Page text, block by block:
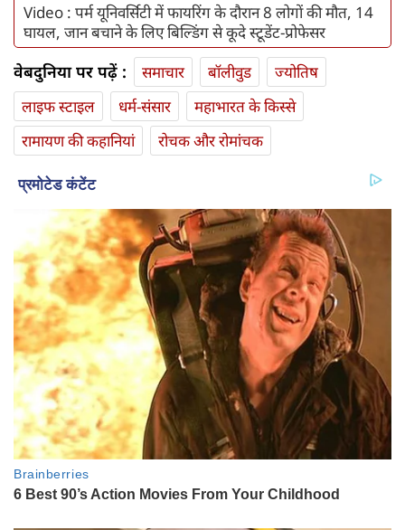
Video : पर्म यूनिवर्सिटी में फायरिंग के दौरान 8 लोगों की मौत, 14
घायल, जान बचाने के लिए बिल्डिंग से कूदे स्टूडेंट-प्रोफेसर
वेबदुनिया पर पढ़ें : समाचार बॉलीवुड
ज्योतिष
लाइफ स्‍टाइल
धर्म-संसार
महाभारत के किस्से
रामायण की कहानियां
रोचक और रोमांचक